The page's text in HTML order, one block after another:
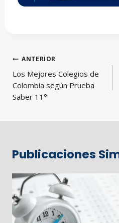
Navegación
de
entradas
ANTERIOR
Los Mejores Colegios de
Colombia según Prueba
Saber 11°
Publicaciones